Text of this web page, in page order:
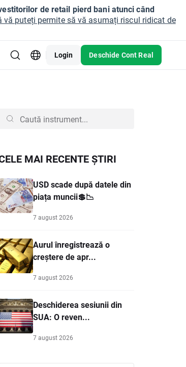
de retail pierd bani atunci când
puteți permite să vă asumați riscul ridicat de
Login Deschide Cont Real
MAI RECENTE ȘTIRI
USD scade după datele din
piața muncii💲📉
7 august 2026
Aurul înregistrează o
creștere de apr...
7 august 2026
Deschiderea sesiunii din
SUA: O reven...
7 august 2026